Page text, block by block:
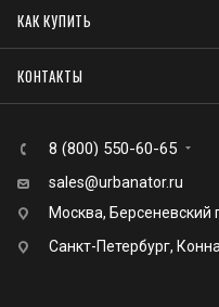
КАК КУПИТЬ
КОНТАКТЫ
8 (800) 550-60-65
sales@urbanator.ru
Москва, Берсеневский
Санкт-Петербург,